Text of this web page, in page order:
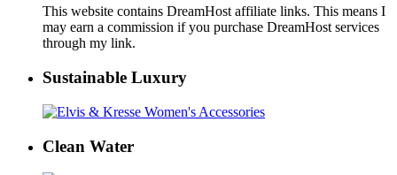
This website contains DreamHost affiliate links. This means I
may earn a commission if you purchase DreamHost services
through my link.
Sustainable Luxury
Clean Water